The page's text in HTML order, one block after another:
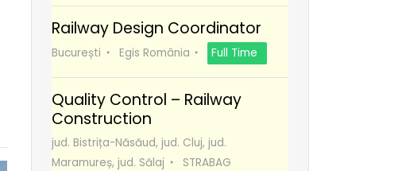
Railway Design Coordinator
București Egis România Full Time
Quality Control – Railway
Construction
jud. Bistrița-Năsăud, jud. Cluj, jud.
Maramureș, jud. Sălaj
STRABAG